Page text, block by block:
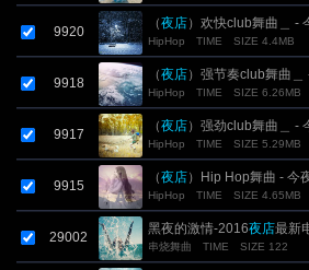
9920
（夜店）欢快club舞曲＿ -
HipHop TIME SIZE 4.4MB
9918
（夜店）强节奏club舞曲＿
HipHop TIME SIZE 6.26MB
9917
（夜店）强劲club舞曲＿ -
HipHop TIME SIZE 5.29MB
9915
（夜店）Hip Hop舞曲 - 今
HipHop TIME SIZE 4.65MB
29002
黑夜的激情-2016夜店最新
串烧舞曲 TIME SIZE 122